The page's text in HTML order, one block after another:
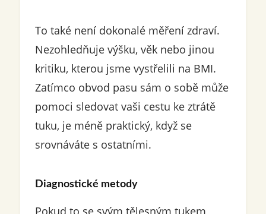
To také není dokonalé měření zdraví.
Nezohledňuje výšku, věk nebo jinou
kritiku, kterou jsme vystřelili na BMI.
Zatímco obvod pasu sám o sobě může
pomoci sledovat vaši cestu ke ztrátě
tuku, je méně praktický, když se
srovnáváte s ostatními.
Diagnostické metody